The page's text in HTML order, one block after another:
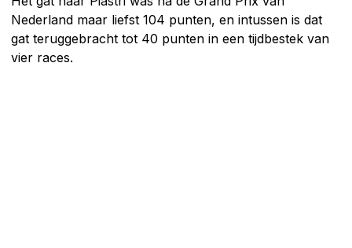
Nederland maar liefst 104 punten, en intussen is dat
gat teruggebracht tot 40 punten in een tijdbestek van
vier races.